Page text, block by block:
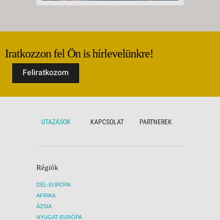
Iratkozzon fel Ön is hírlevelünkre!
Feliratkozom
UTAZÁSOK KAPCSOLAT PARTNEREK
Régiók
DÉL-EURÓPA
AFRIKA
ÁZSIA
NYUGAT-EURÓPA